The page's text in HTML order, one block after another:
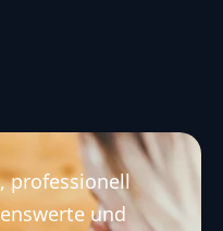
professionell
und